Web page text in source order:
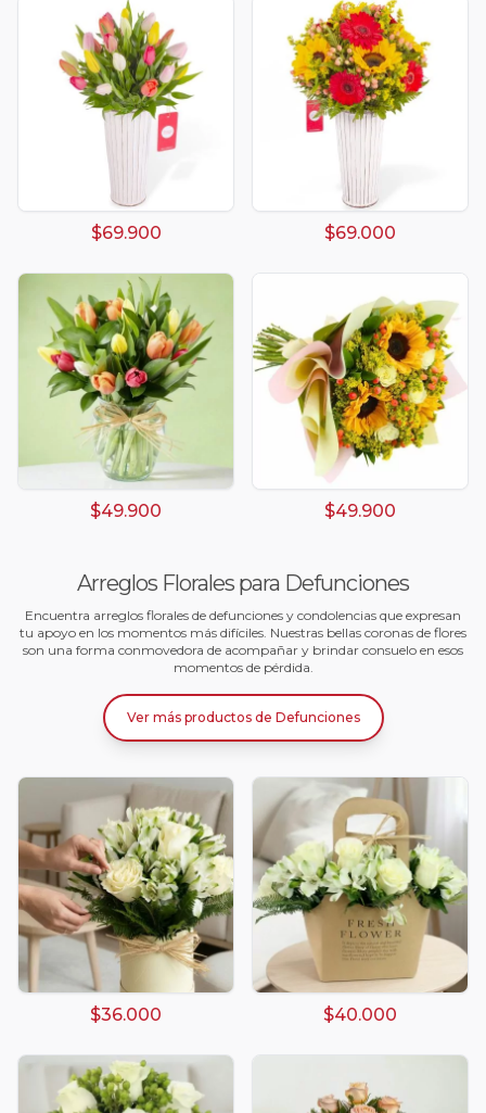
$69.900 $69.000
$49.900 $49.900
Arreglos Florales para Defunciones
Encuentra arreglos florales de defunciones y condolencias que expresan
tu apoyo en los momentos más difíciles. Nuestras bellas coronas de flores
son una forma conmovedora de acompañar y brindar consuelo en esos
momentos de pérdida.
Ver más productos de Defunciones
$36.000 $40.000
Arreglos damasco